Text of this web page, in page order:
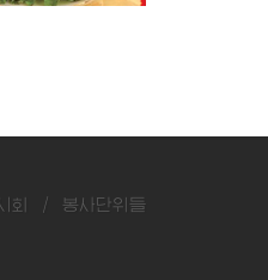
회 / 봉사단위들